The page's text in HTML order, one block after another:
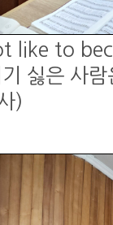
like to
기 싫은 사
)